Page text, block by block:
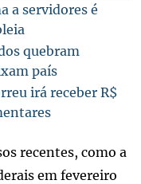
a servidores é
quebram
país
irá receber R$
recentes, como a
em fevereiro